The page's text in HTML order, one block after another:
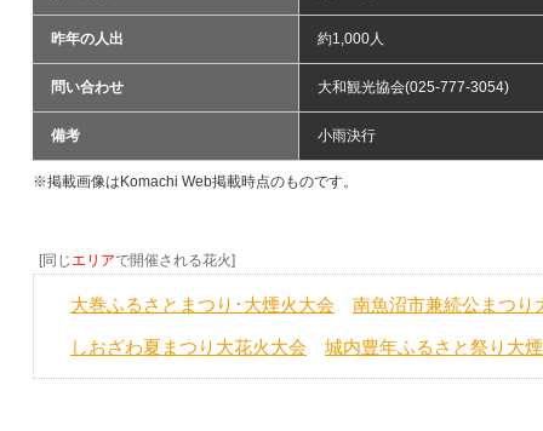
昨年の人出 約1,000人
問い合わせ 大和観光協会(025-777-3054)
備考 小雨決行
※掲載画像はKomachi Web掲載時点のものです。
[同じエリアで開催される花火]
大巻ふるさとまつり･大煙火大会 南魚沼市兼続公まつり
しおざわ夏まつり大花火大会 城内豊年ふるさと祭り大